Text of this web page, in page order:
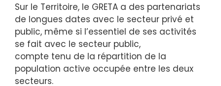
Sur le Territoire, le GRETA a des partenariats
de longues dates avec le secteur privé et
public, même si l’essentiel de ses activités
se fait avec le secteur public,
compte tenu de la répartition de la
population active occupée entre les deux
secteurs.